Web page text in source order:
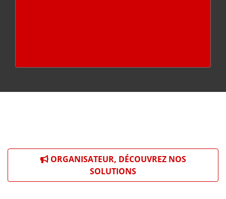
ORGANISATEUR, DÉCOUVREZ NOS
SOLUTIONS